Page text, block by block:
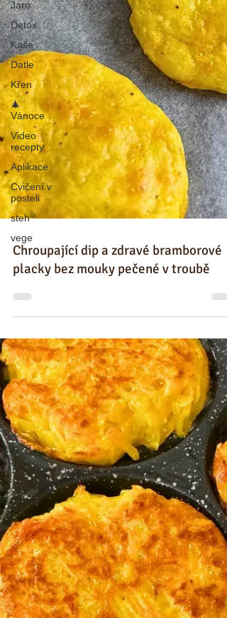
Jaro
Detox
Kaše
Datle
Křen
🎄
Vánoce
Video
recepty
Aplikace
Cvičení v
posteli
steh
vege
placky bez mouky pečené v troubě